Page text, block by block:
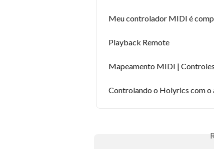
Meu controlador MIDI é
Playback Remote
Mapeamento MIDI |
Controlando o Holyrics com o